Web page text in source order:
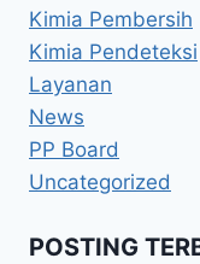
Kimia Pembersih
Kimia Pendeteksi
Layanan
News
PP Board
Uncategorized
POSTING